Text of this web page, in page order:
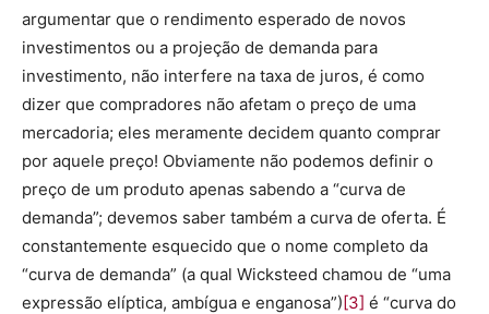
argumentar que o rendimento esperado de novos
investimentos ou a projeção de demanda para
investimento, não interfere na taxa de juros, é como
dizer que compradores não afetam o preço de uma
mercadoria; eles meramente decidem quanto comprar
por aquele preço! Obviamente não podemos definir o
preço de um produto apenas sabendo a “curva de
demanda”; devemos saber também a curva de oferta. É
constantemente esquecido que o nome completo da
“curva de demanda” (a qual Wicksteed chamou de “uma
expressão elíptica, ambígua e enganosa”)[3] é “curva do